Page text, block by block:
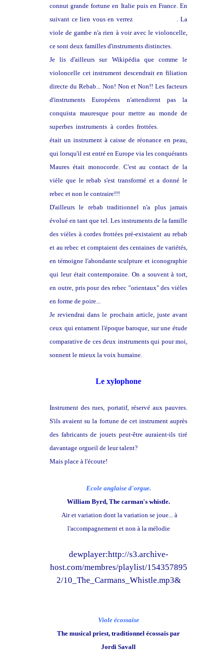
connut grande fortune en Italie puis en France. En
suivant ce lien vous en verrez
. La
viole de gambe n'a rien à voir avec le violoncelle,
ce sont deux familles d'instruments distinctes.
Je lis d'ailleurs sur Wikipédia que comme le
violoncelle cet instrument descendrait en filiation
directe du Rebab... Non! Non et Non!! Les facteurs
d'instruments Européens n'attendirent pas la
conquista mauresque pour mettre au monde de
superbes instruments à cordes frottées.
était un instrument à caisse de réonance en peau,
qui lorsqu'il est entré en Europe via les conquérants
Maures était monocorde. C'est au contact de la
vièle que le rebab s'est transformé et a donné le
rebec et non le contraire!!!
D'ailleurs le rebab traditionnel n'a plus jamais
évolué en tant que tel. Les instruments de la famille
des vièles à cordes frottées pré-existaient au rebab
et au rebec et comptaient des centaines de variétés,
en témoigne l'abondante sculpture et iconographie
qui leur était contemporaine. On a souvent à tort,
en outre, pris pour des rebec "orientaux" des vièles
en forme de poire...
Je reviendrai dans le prochain article, juste avant
ceux qui entament l'époque baroque, sur une étude
comparative de ces deux instruments qui pour moi,
sonnent le mieux la voix humaine.
Le xylophone
Instrument des rues, portatif, réservé aux pauvres.
S'ils avaient su la fortune de cet instrument auprès
des fabricants de jouets peut-être auraient-ils tiré
davantage orgueil de leur talent?
Mais place à l'écoute!
Ecole anglaise d'orgue.
William Byrd, The carman's whistle.
Air et variation dont la variation se joue... à
l'accompagnement et non à la mélodie
dewplayer:http://s3.archive-
host.com/membres/playlist/154357895
2/10_The_Carmans_Whistle.mp3&
Viole écossaise
The musical priest, traditionnel écossais par
Jordi Savall